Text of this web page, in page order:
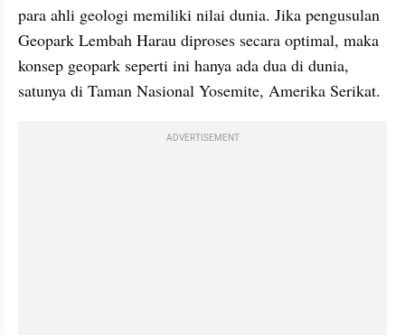
para ahli geologi memiliki nilai dunia. Jika pengusulan
Geopark Lembah Harau diproses secara optimal, maka
konsep geopark seperti ini hanya ada dua di dunia,
satunya di Taman Nasional Yosemite, Amerika Serikat.
ADVERTISEMENT